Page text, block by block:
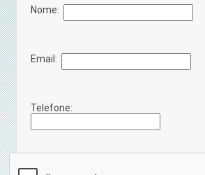
Nome:
Email:
Telefone: